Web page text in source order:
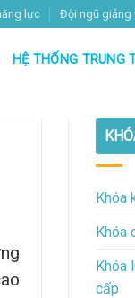
lực Đội ngũ giảng
HỆ THỐNG TRUNG
Khóa
Khóa
Khóa
cấp